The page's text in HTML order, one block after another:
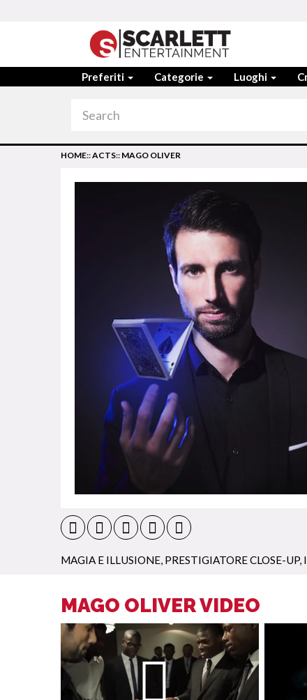
Preferiti Categorie Luoghi
HOME::ACTS:: MAGO OLIVER
MAGIA E ILLUSIONE PRESTIGIATORE CLOSE-UP,
MAGO OLIVER VIDEO